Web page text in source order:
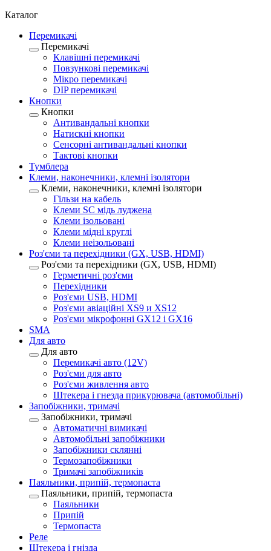
Каталог
Перемикачі
Перемикачі
Клавішні перемикачі
Повзункові перемикачі
Мікро перемикачі
DIP перемикачі
Кнопки
Кнопки
Антивандальні кнопки
Натискні кнопки
Сенсорні антивандальні кнопки
Тактові кнопки
Тумблера
Клеми, наконечники, клемні ізолятори
Клеми, наконечники, клемні ізолятори
Гільзи на кабель
Клеми SC мідь луджена
Клеми ізольовані
Клеми мідні круглі
Клеми неізольовані
Роз'єми та перехідники (GX, USB, HDMI)
Роз'єми та перехідники (GX, USB, HDMI)
Герметичні роз'єми
Перехідники
Роз'єми USB, HDMI
Роз'єми авіаційні XS9 и XS12
Роз'єми мікрофонні GX12 і GX16
SMA
Для авто
Для авто
Перемикачі авто (12V)
Роз'єми для авто
Роз'єми живлення авто
Штекера і гнезда прикурювача (автомобільні)
Запобіжники, тримачі
Запобіжники, тримачі
Автоматичні вимикачі
Автомобільні запобіжники
Запобіжники склянні
Термозапобіжники
Тримачі запобіжників
Паяльники, припій, термопаста
Паяльники, припій, термопаста
Паяльники
Припій
Термопаста
Реле
Штекера і гнізда